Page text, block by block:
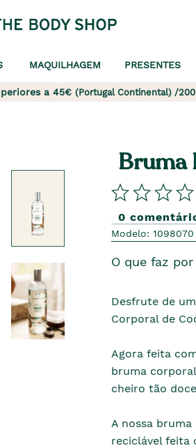
MAQUILHAGEM PRESENTES
a 45€ (Portugal Continental) /
Bruma
0
Modelo: 1098070
O que faz
Desfrute de
Corporal de
Agora feita
bruma
cheiro tão
A nossa
reciclável feita